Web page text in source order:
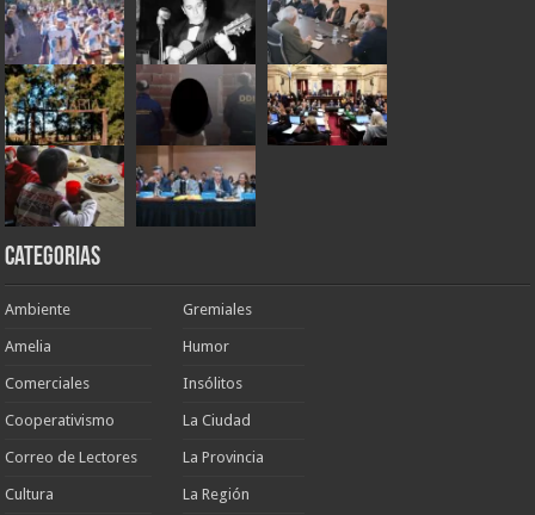
Categorias
Ambiente
Amelia
Comerciales
Cooperativismo
Correo de Lectores
Cultura
Gremiales
Humor
Insólitos
La Ciudad
La Provincia
La Región